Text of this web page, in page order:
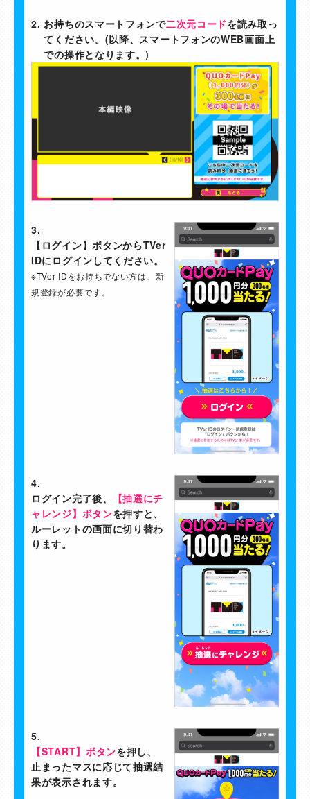
2. お持ちのスマートフォンで二次元コードを読み取っ
てください。(以降、スマートフォンのWEB画面上
での操作となります。)
3.
【ログイン】ボタンからTVer
IDにログインしてください。
※TVer IDをお持ちでない方は、新
規登録が必要です。
4.
ログイン完了後、
【抽選にチ
ャレンジ】ボタンを押すと、
ルーレットの画面に切り替わ
ります。
5.
【START】ボタンを押し、
止まったマスに応じて抽選結
果が表示されます。